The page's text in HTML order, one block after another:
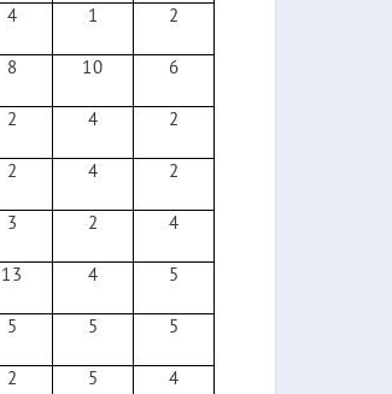
4 1 2
8 10 6
2 4 2
2 4 2
3 2 4
13 4 5
5 5 5
2 5 4